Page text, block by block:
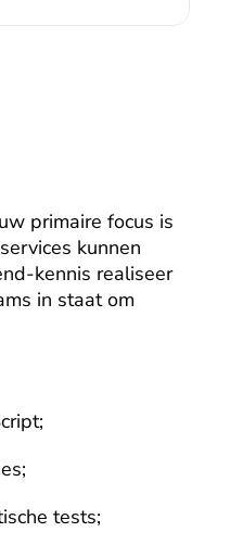
primaire focus is
kunnen
kennis realiseer
in staat om
tests;